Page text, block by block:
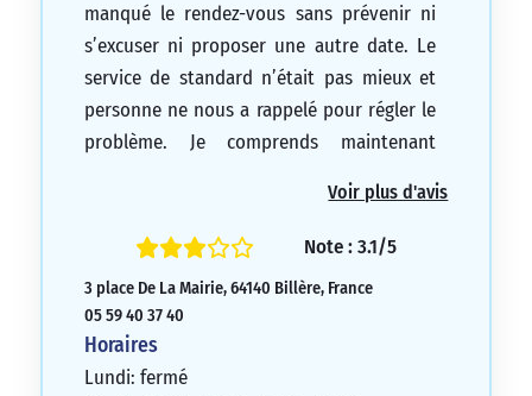
manqué le rendez-vous sans prévenir ni
s’excuser ni proposer une autre date. Le
service de standard n’était pas mieux et
personne ne nous a rappelé pour régler le
problème. Je comprends maintenant
tournent vers les banques en ligne. J’ai
connu des banques, agences et conseillers
clients.
Voir plus d'avis
Note : 3.1/5
3 place De La Mairie, 64140 Billère, France
05 59 40 37 40
Horaires
Lundi: fermé